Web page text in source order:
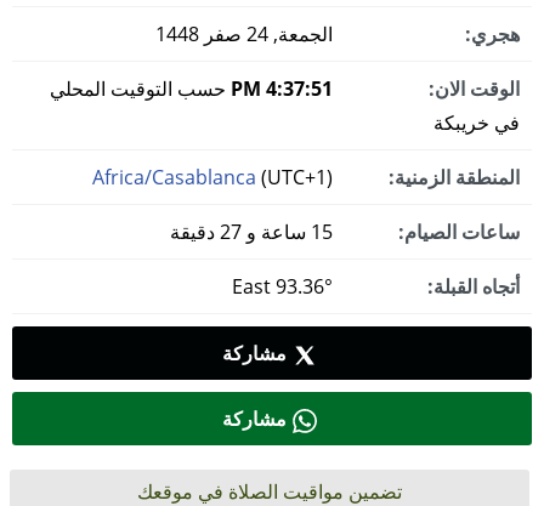
هجري: الجمعة, 24 صفر 1448
الوقت الان: 4:37:52 PM
حسب التوقيت المحلي
في خريبكة
المنطقة الزمنية: Africa/Casablanca (UTC+1)
ساعات الصيام:
أتجاه القبلة:
مشاركة
مشاركة
تضمين مواقيت الصلاة في موقعك